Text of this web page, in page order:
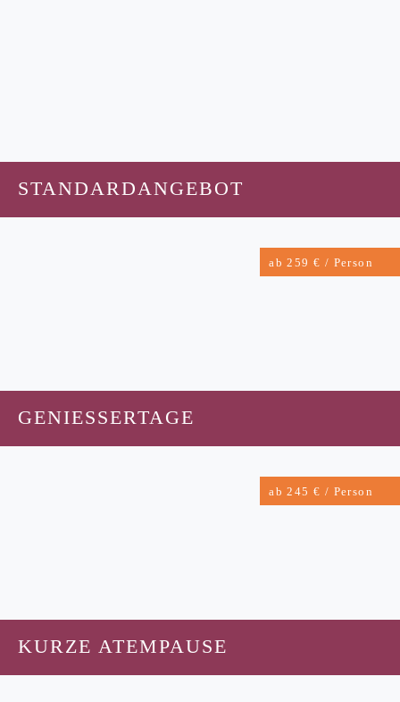
STANDARDANGEBOT
ab 259 € / Person
GENIESSERTAGE
ab 245 € / Person
KURZE ATEMPAUSE